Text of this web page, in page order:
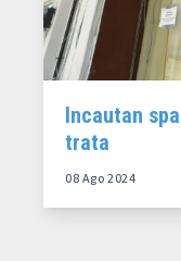
Incautan
trata
08 Ago 2024